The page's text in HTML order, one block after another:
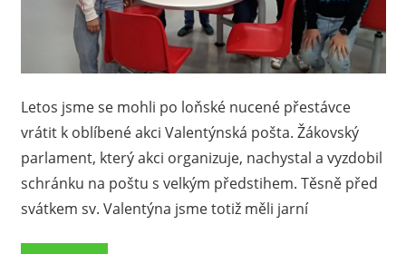
Letos jsme se mohli po loňské nucené přestávce
vrátit k oblíbené akci Valentýnská pošta. Žákovský
parlament, který akci organizuje, nachystal a vyzdobil
schránku na poštu s velkým předstihem. Těsně před
svátkem sv. Valentýna jsme totiž měli jarní